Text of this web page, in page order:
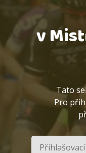
v
Tato
Pro